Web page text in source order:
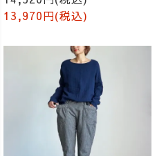
13,970円(税込)